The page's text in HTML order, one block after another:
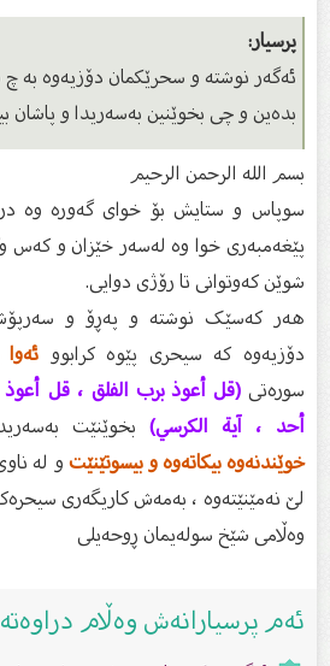
پرسیار:
ئەگەر نوشتە و سحرێکمان دۆزیەوە بە چ
بدەین و چی بخوێنین بەسەریدا و پاشان
بسم الله الرحمن الرحیم
سوپاس و ستایش بۆ خواى گەورە وە
پێغەمبەرى خوا وە لەسەر خێزان و كەس
شوێن كەوتوانى تا رۆژى دوایى.
هەر کەسێک نوشتە و پەڕۆ و
دۆزیەوە کە سیحری پێوە كرابووئەوا
سورەتی(قل أعوذ برب الفلق ، قل أعوذ
أحد ، آية الكرسي)بخوێنێت
خوێندنەوە بیکاتەوە و بیسوتێنێتو لە ناوی
لێ نەمێنێتەوە ، بەمەش کاریگەری سیحرەکە
وەڵامى شێخ سولەیمان ڕوحەیلی
ئەم پرسیارانەش وەڵام